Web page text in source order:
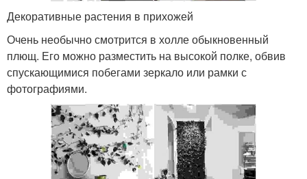
Декоративные растения в прихожей
Очень необычно смотрится в холле обыкновенный
плющ. Его можно разместить на высокой полке, обвив
спускающимися побегами зеркало или рамки с
фотографиями.